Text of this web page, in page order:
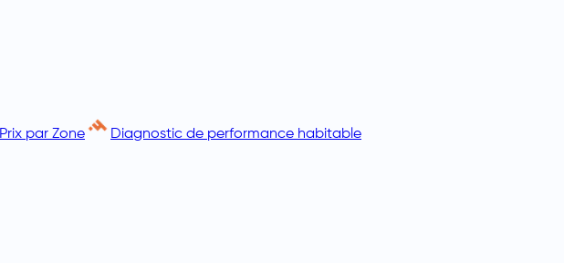
Prix par Zone Diagnostic de performance habitable